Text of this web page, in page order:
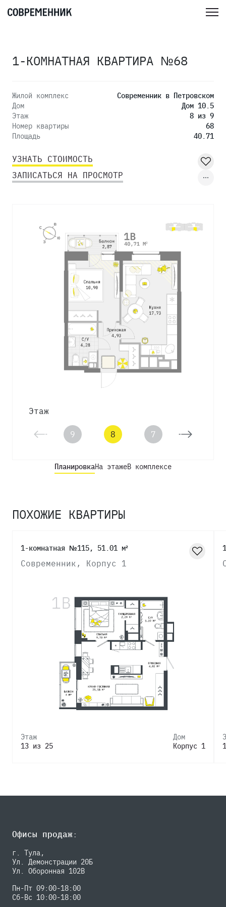
1-КОМНАТНАЯ КВАРТИРА №68
Жилой комплекс
Современник в Петровском
Дом
Дом 10.5
Этаж
8 из 9
Номер квартиры
68
Площадь
40.71
УЗНАТЬ СТОИМОСТЬ
ЗАПИСАТЬСЯ НА ПРОСМОТР
Этаж
9 8 7 6
ПланировкаНа этажеВ комплексе
ПОХОЖИЕ КВАРТИРЫ
1-комнатная №115, 51.01 м²
Современник, Корпус 1
Этаж
13 из 25
Дом
Корпус 1
Офисы продаж:
г. Тула,
Ул. Демонстрации 20Б
Ул. Оборонная 102В
Пн-Пт 09:00-18:00
Сб-Вс 10:00-18:00